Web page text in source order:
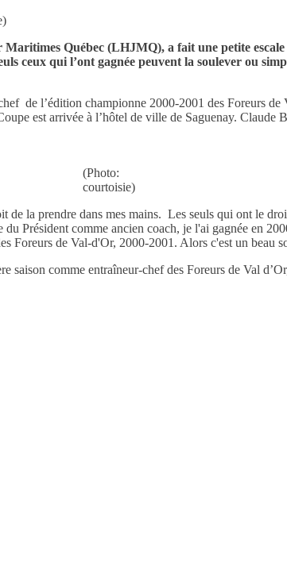
Québec (LHJMQ), a fait une petite
ceux qui l’ont gagnée peuvent la soulever ou
de l’édition championne 2000-2001 des Foreurs de
est arrivée à l’hôtel de ville de Saguenay. Claude
(Photo:
courtoisie)
la prendre dans mes mains. Les seuls qui ont le
Président comme ancien coach, je l'ai gagnée en
Foreurs de Val-d'Or, 2000-2001. Alors c'est un beau
comme entraîneur-chef des Foreurs de Val